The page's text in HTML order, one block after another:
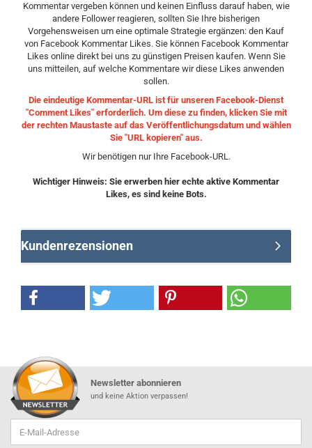
Kommentar vergeben können und keinen Einfluss darauf haben, wie
andere Follower reagieren, sollten Sie Ihre bisherigen
Vorgehensweisen um eine optimale Strategie ergänzen: den Kauf
von Facebook Kommentar Likes. Sie können Facebook Kommentar
Likes online direkt bei uns zu günstigen Preisen kaufen. Wenn Sie
uns mitteilen, auf welche Kommentare wir diese Likes anwenden
sollen.
Die eindeutige Kommentar-URL ist für unseren Facebook-Dienst
"Comment Likes" erforderlich. Um diese zu finden, klicken Sie mit
der rechten Maustaste auf das Veröffentlichungsdatum und wählen
Sie "URL kopieren" aus.
Wir benötigen nur Ihre Facebook-URL.
Wichtiger Hinweis: Sie erwerben hier echte aktive Kommentar
Likes, es sind keine Bots.
Kundenrezensionen
Newsletter abonnieren
und keine Aktion verpassen!